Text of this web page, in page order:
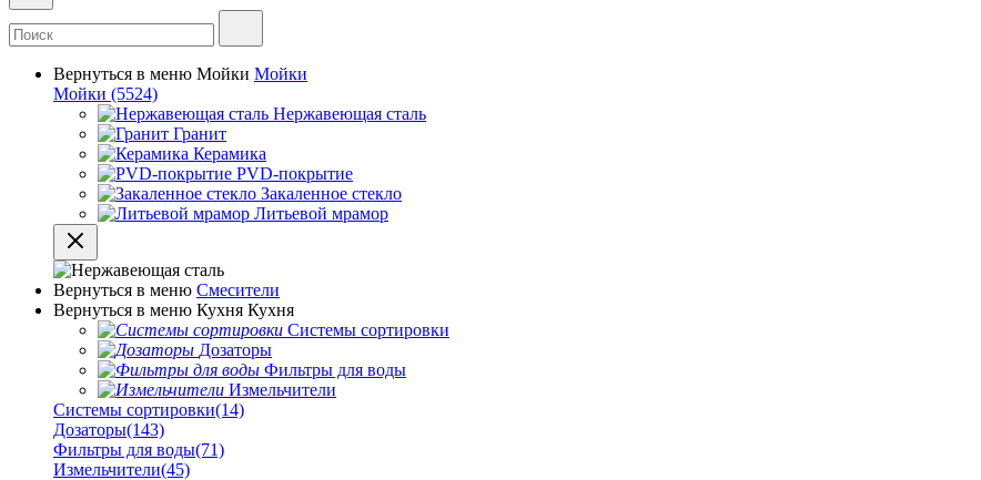
Вернуться в меню Мойки Мойки
Мойки (5524)
Нержавеющая сталь
Гранит
Керамика
PVD-покрытие
Закаленное стекло
Литьевой мрамор
Вернуться в меню Смесители
Вернуться в меню Кухня Кухня
Системы сортировки
Дозаторы
Фильтры для воды
Измельчители
Системы сортировки(14)
Дозаторы(143)
Фильтры для воды(71)
Измельчители(45)